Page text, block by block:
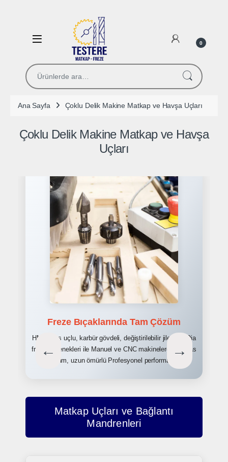
Open
0
Ara:
Ana Sayfa Çoklu Delik Makine Matkap ve Havşa Uçları
Çoklu Delik Makine Matkap ve Havşa
Uçları
Freze Bıçaklarında Tam Çözüm
HM elmas uçlu, karbür gövdeli, değiştirilebilir jiletli ve Dia
freze seçenekleri ile Manuel ve CNC makinelerde hassas
kesim, uzun ömürlüProfesyonel performans!
← →
Matkap Uçları ve Bağlantı
Mandrenleri